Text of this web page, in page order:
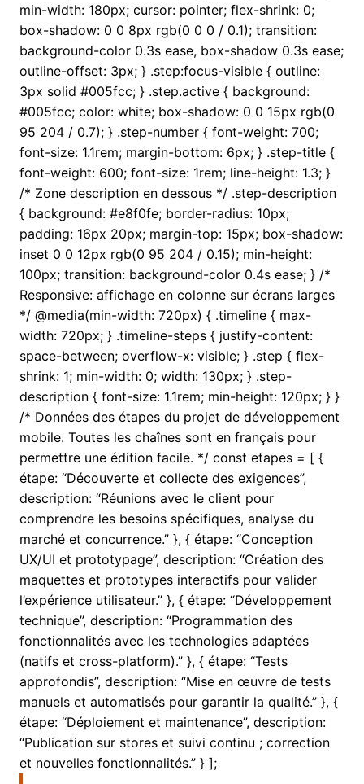
min-width: 180px; cursor: pointer; flex-shrink: 0;
box-shadow: 0 0 8px rgb(0 0 0 / 0.1); transition:
background-color 0.3s ease, box-shadow 0.3s ease;
outline-offset: 3px; } .step:focus-visible { outline:
3px solid #005fcc; } .step.active { background:
#005fcc; color: white; box-shadow: 0 0 15px rgb(0
95 204 / 0.7); } .step-number { font-weight: 700;
font-size: 1.1rem; margin-bottom: 6px; } .step-title {
font-weight: 600; font-size: 1rem; line-height: 1.3; }
/* Zone description en dessous */ .step-description
{ background: #e8f0fe; border-radius: 10px;
padding: 16px 20px; margin-top: 15px; box-shadow:
inset 0 0 12px rgb(0 95 204 / 0.15); min-height:
100px; transition: background-color 0.4s ease; } /*
Responsive: affichage en colonne sur écrans larges
*/ @media(min-width: 720px) { .timeline { max-
width: 720px; } .timeline-steps { justify-content:
space-between; overflow-x: visible; } .step { flex-
shrink: 1; min-width: 0; width: 130px; } .step-
description { font-size: 1.1rem; min-height: 120px; } }
/* Données des étapes du projet de développement
mobile. Toutes les chaînes sont en français pour
permettre une édition facile. */ const etapes = [ {
étape: “Découverte et collecte des exigences”,
description: “Réunions avec le client pour
comprendre les besoins spécifiques, analyse du
marché et concurrence.” }, { étape: “Conception
UX/UI et prototypage”, description: “Création des
maquettes et prototypes interactifs pour valider
l’expérience utilisateur.” }, { étape: “Développement
technique”, description: “Programmation des
fonctionnalités avec les technologies adaptées
(natifs et cross-platform).” }, { étape: “Tests
approfondis”, description: “Mise en œuvre de tests
manuels et automatisés pour garantir la qualité.” }, {
étape: “Déploiement et maintenance”, description:
“Publication sur stores et suivi continu ; correction
et nouvelles fonctionnalités.” } ];